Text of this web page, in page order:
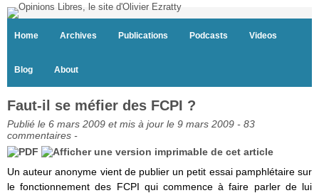
Home Archives Publications Podcasts Videos
Blog About
Faut-il se méfier des FCPI ?
Publié le 6 mars 2009 et mis à jour le 9 mars 2009 - 83
commentaires -
Un auteur anonyme vient de publier un petit essai pamphlétaire sur
le fonctionnement des FCPI qui commence à faire parler de lui